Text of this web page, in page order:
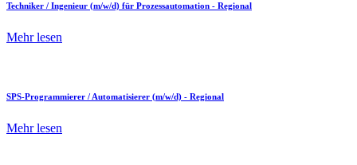
Techniker / Ingenieur (m/w/d) für Prozessautomation - Regional
Mehr lesen
SPS-Programmierer / Automatisierer (m/w/d) - Regional
Mehr lesen